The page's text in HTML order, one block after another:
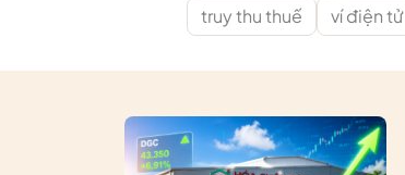
truy thu thuế
ví điện tử